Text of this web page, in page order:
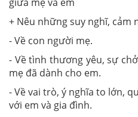
+ Nêu những suy nghĩ, cảm
- Về con người mẹ.
- Về tình thương yêu, sự
mẹ đã dành cho em.
- Về vai trò, ý nghĩa to lớn,
với em và gia đình.